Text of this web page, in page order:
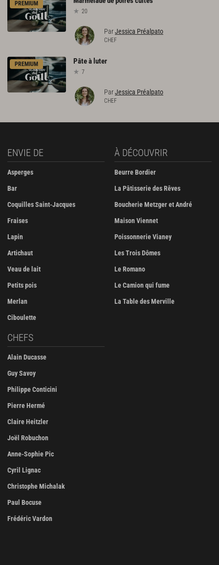
PREMIUM
20
ParJessica Préalpato
CHEF
PREMIUM Pâteà luter
7
ParJessica Préalpato
CHEF
ENVIE DE
Asperges
Bar
Coquilles Saint-Jacques
Fraises
Lapin
Artichaut
Veau de lait
Petits pois
Merlan
Ciboulette
À DÉCOUVRIR
Beurre Bordier
La Pâtisserie des Rêves
Boucherie Metzger et André
Maison Viennet
Poissonnerie Vianey
Les Trois Dômes
Le Romano
Le Camion qui fume
La Table des Merville
CHEFS
Alain Ducasse
Guy Savoy
Philippe Conticini
Pierre Hermé
Claire Heitzler
Joël Robuchon
Anne-Sophie Pic
Cyril Lignac
Christophe Michalak
Paul Bocuse
Frédéric Vardon